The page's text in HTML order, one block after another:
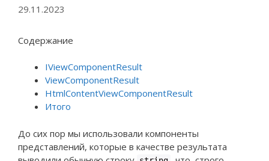
29.11.2023
Содержание
IViewComponentResult
ViewComponentResult
HtmlContentViewComponentResult
Итого
До сих пор мы использовали компоненты
представлений, которые в качестве результата